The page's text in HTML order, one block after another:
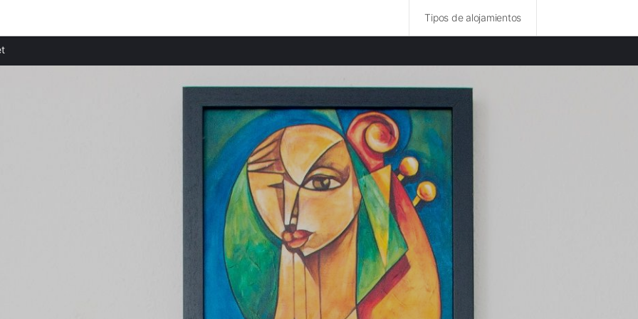
Tipos de alojamientos
Apartamentos en Bath
Apartamentos en Bristol provincia
Apartamentos en Dorset provincia
Apartamentos en Wiltshire provincia
Apartamentos en Swansea provincia
Apartamentos en Gloucestershire provincia
Apartamentos en Hampshire provincia